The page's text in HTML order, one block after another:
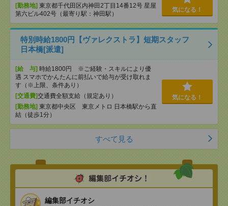
[勤務地] 東京都千代田区内神田2丁目14番12号 星屋
第六ビル402号（最寄り駅：神田駅）
気になる！
特別時給1800円【ヴァレクストラ】短期スタッフ
日本橋[派遣]
[給 与] 時給1800円 ※ご経験・スキルにより優
遇 スマホでかんたんに前払いで給与が受け取れま
す（※上限、条件あり）
[交通費]交通費全額支給（規定あり）
[勤務地] 東京都中央区 東京メトロ 日本橋駅から直
結（徒歩1分）
気になる！
すべて見る
編集部イチオシ